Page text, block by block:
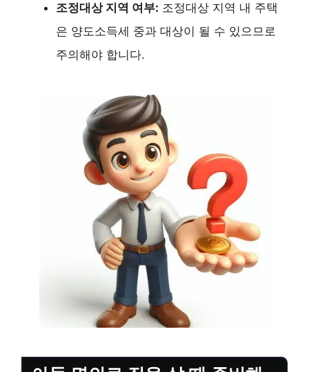
조정대상 지역 여부: 조정대상 지역 내 주택
은 양도소득세 중과 대상이 될 수 있으므로
주의해야 합니다.